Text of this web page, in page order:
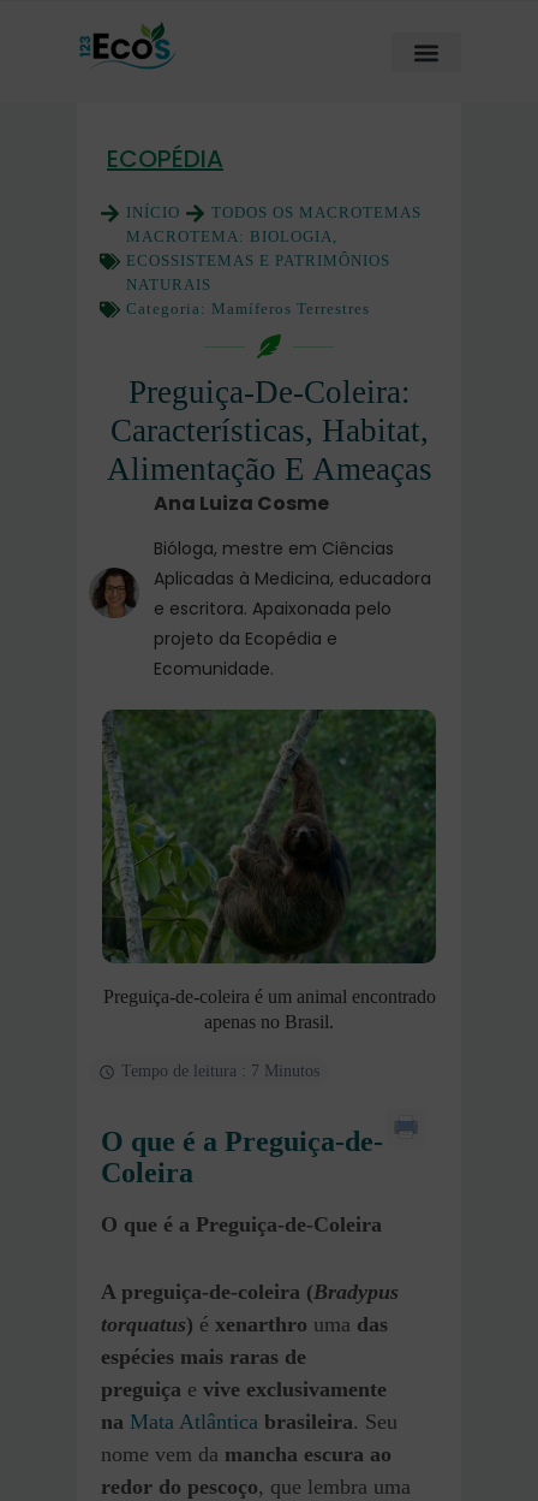
ECOPÉDIA
INÍCIO
TODOS OS MACROTEMAS
MACROTEMA: BIOLOGIA,
ECOSSISTEMAS E PATRIMÔNIOS
NATURAIS
Categoria: Mamíferos Terrestres
Preguiça-De-Coleira:
Características, Habitat,
Alimentação E Ameaças
Ana Luiza Cosme
Bióloga, mestre em Ciências
Aplicadas à Medicina, educadora
e escritora. Apaixonada pelo
projeto da Ecopédia e
Ecomunidade.
Preguiça-de-coleira é um animal encontrado
apenas no Brasil.
Tempo de leitura : 7 Minutos
O que é a Preguiça-de-
Coleira
O que é a Preguiça-de-Coleira
A preguiça-de-coleira (Bradypus
torquatus) é xenarthro uma das
espécies mais raras de
preguiça e vive exclusivamente
na Mata Atlântica brasileira. Seu
nome vem da mancha escura ao
redor do pescoço, que lembra uma